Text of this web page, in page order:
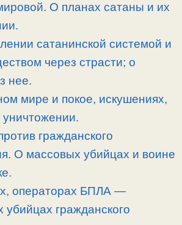
О планах сатаны и их
сатанинской системой и
через страсти; о
нее.
мире и покое, искушениях,
гражданского
О массовых убийцах и воине
операторах БПЛА —
убийцах гражданского